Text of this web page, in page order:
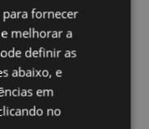
ao cliente.
Albânia, Andorra,
Ilhas Baleares
Bermudas, Bósnia e
(Espanha),
(França), Croácia,
Estônia,
Guiana
fornecer
melhorar a
definir as
abaixo, e
em
no